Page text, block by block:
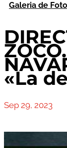
Galeria de
«La
Sep 29, 2023